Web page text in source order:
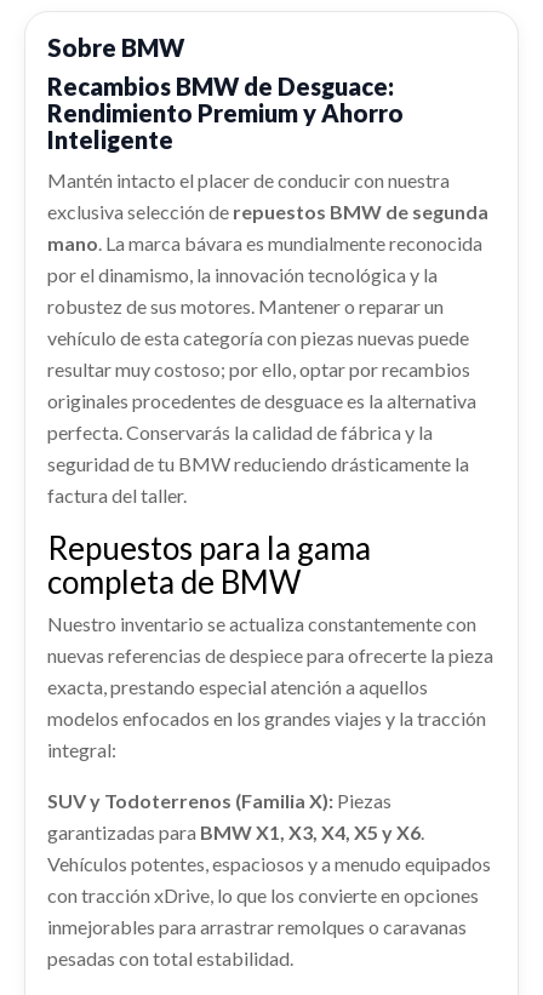
PILOTO TRASERO DERECHO
PILOTO TRASERO DERECHO usado.
BMW X3 (E83) 2.0D
Ref: 2371339
BMW X3 (E83) 2.0D
Ref: 2371283
Consultar
CAPO
BMW X3 (E83) 2.0D
ELEVALUNAS DELANTERO DERECHO
ELEVALUNAS DELANTERO DERECHO usado.
Ref: 2371307
Consultar
ELEVALUNAS DELANTERO IZQUIERDO usado.
BMW X3 (E83) 2.0D
Ref: 2371308
Consultar
MANDO CLIMATIZADOR
MANDO CLIMATIZADOR usado.
BMW X3 (E83) 2.0D
Ref: 2371325
Consultar
COLUMNA DIRECCION
BMW X3 (E83) 2.0D
Consultar
MANGUETA DELANTERA DERECHA
Consultar
CENTRALITA AIRBAG
CENTRALITA AIRBAG usado.
BMW X3 (E83) 2.0D
Ref:
Consultar
APOYABRAZOS CENTRAL
APOYABRAZOS CENTRAL usado.
BMW X3 (E83) 2.0D
Ref: 2371289
Consultar
BANDEJA TRASERA
BANDEJA TRASERA usado.
BMW X3 (E83) 2.0D
Ref: 2371290
BMW X3 (E83) 2.0D
Ref: 2371298
DEPOSITO COMBUSTIBLE
BMW X3 (E83) 2.0D
Ref: 2371305
Consultar
ABS
ABS usado.
BMW X3 (E83) 2.0D
Ref: 2371281
Consultar
AMORTIGUADOR DELANTERO DERECHO
AMORTIGUADOR DELANTERO DERECHO usado.
Ref: 2371285
Sobre BMW
Recambios BMW de Desguace:
Rendimiento Premium y Ahorro
Inteligente
Mantén intacto el placer de conducir con nuestra
exclusiva selección de repuestos BMW de segunda
mano . La marca bávara es mundialmente reconocida
por el dinamismo, la innovación tecnológica y la
robustez de sus motores. Mantener o reparar un
vehículo de esta categoría con piezas nuevas puede
resultar muy costoso; por ello, optar por recambios
originales procedentes de desguace es la alternativa
perfecta. Conservarás la calidad de fábrica y la
seguridad de tu BMW reduciendo drásticamente la
factura del taller.
Repuestos para la gama
completa de BMW
Nuestro inventario se actualiza constantemente con
nuevas referencias de despiece para ofrecerte la pieza
exacta, prestando especial atención a aquellos
modelos enfocados en los grandes viajes y la tracción
integral:
SUV y Todoterrenos (Familia X): Piezas
garantizadas para BMW X1, X3, X4, X5 y X6
Vehículos potentes, espaciosos y a menudo equipados
con tracción xDrive, lo que los convierte en opciones
inmejorables para arrastrar remolques o caravanas
pesadas con total estabilidad.